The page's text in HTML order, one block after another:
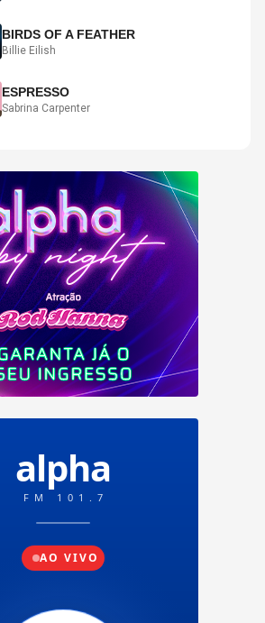
BIRDS OF A FEATHER
Billie Eilish
ESPRESSO
Sabrina Carpenter